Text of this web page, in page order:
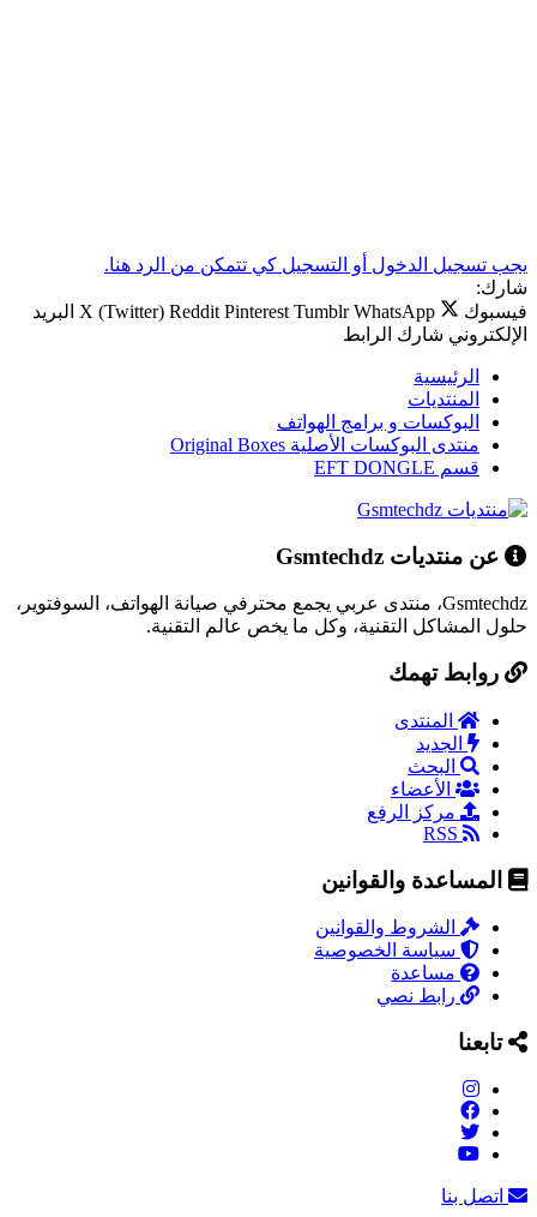
يجب تسجيل الدخول أو التسجيل كي تتمكن من الرد هنا.
شارك:
فيسبوك
X (Twitter) Reddit Pinterest Tumblr WhatsApp
البريد
الإلكتروني شارك الرابط
الرئيسية
المنتديات
البوكسات و برامج الهواتف
منتدى البوكسات الأصلية Original Boxes
قسم EFT DONGLE
عن منتديات Gsmtechdz
Gsmtechdz، منتدى عربي يجمع محترفي صيانة الهواتف، السوفتوير،
حلول المشاكل التقنية، وكل ما يخص عالم التقنية.
روابط تهمك
المنتدى
الجديد
البحث
الأعضاء
مركز الرفع
المساعدة والقوانين
الشروط والقوانين
سياسة الخصوصية
مساعدة
رابط نصي
تابعنا
اتصل بنا